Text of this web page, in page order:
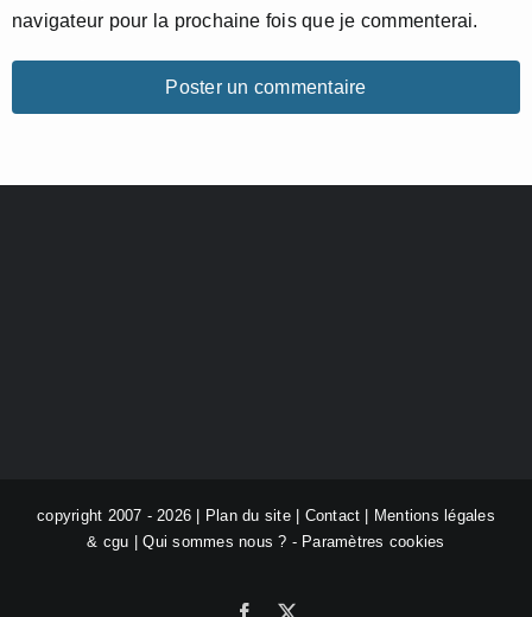
navigateur pour la prochaine fois que je commenterai.
copyright 2007 - 2026 | Plan du site| Contact
Mentions légales
& cgu |Qui sommes nous ? - Paramètres cookies
Facebook